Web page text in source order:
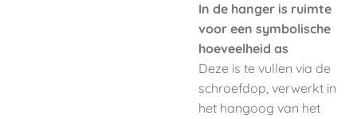
In de hanger is ruimte
voor een symbolische
hoeveelheid as
Deze is te vullen via de
schroefdop, verwerkt in
het hangoog van het